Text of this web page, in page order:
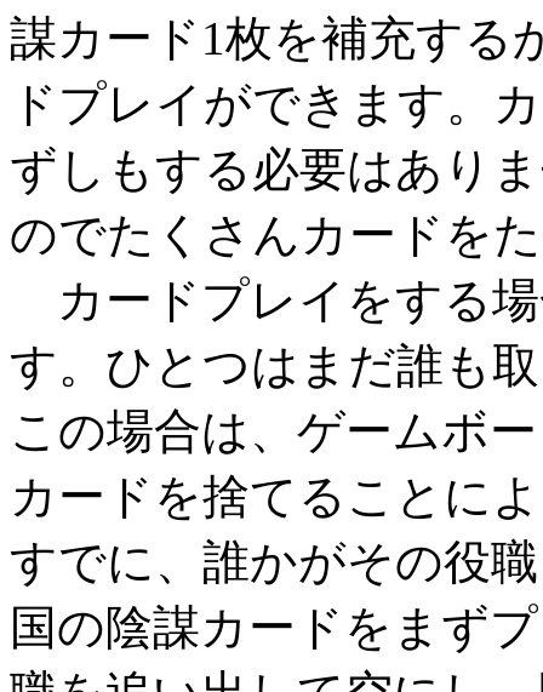
謀カード1枚を補充する
ドプレイができます。
ずしもする必要はあり
のでたくさんカードを
カードプレイをする
す。ひとつはまだ誰も
この場合は、ゲームボ
カードを捨てることに
すでに、誰かがその役
国の陰謀カードをまず